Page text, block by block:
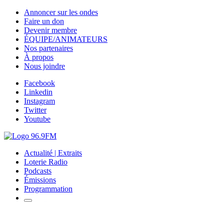
Annoncer sur les ondes
Faire un don
Devenir membre
ÉQUIPE/ANIMATEURS
Nos partenaires
À propos
Nous joindre
Facebook
Linkedin
Instagram
Twitter
Youtube
Actualité | Extraits
Loterie Radio
Podcasts
Émissions
Programmation